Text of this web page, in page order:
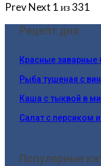
PrevNext 1 из 331
Рецепт дня:
Красные заварные
Рыба тушеная с
Каша с тыквой в
Салат с персиком
Популярные